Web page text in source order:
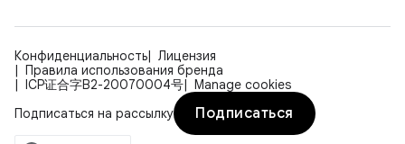
Конфиденциальность
Лицензия
Правила использования бренда
ICP证合字B2-20070004号
Manage cookies
Подписаться на рассылку
Подписаться